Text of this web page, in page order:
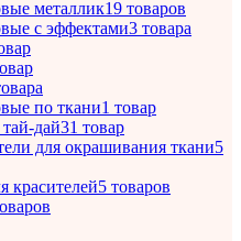
металлик19 товаров
с эффектами3 товара
по ткани1 товар
дай31 товар
для окрашивания ткани5
красителей5 товаров